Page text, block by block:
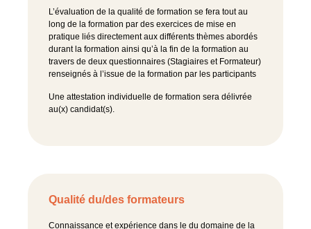
L’évaluation de la qualité de formation se fera tout au
long de la formation par des exercices de mise en
pratique liés directement aux différents thèmes abordés
durant la formation ainsi qu’à la fin de la formation au
travers de deux questionnaires (Stagiaires et Formateur)
renseignés à l’issue de la formation par les participants
Une attestation individuelle de formation sera délivrée
au(x) candidat(s).
Qualité du/des formateurs
Connaissance et expérience dans le du domaine de la